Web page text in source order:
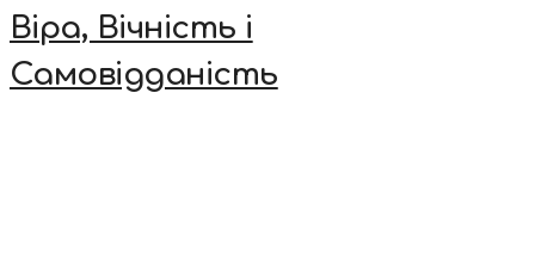
Віра, Вічність і
Самовідданість